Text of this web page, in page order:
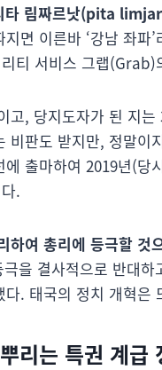
타 림짜르낫(pita
면 이른바 ‘강남 좌파
티 서비스 그랩
고, 당지도자가 된 지
판도 받지만, 정말이
출마하여 2019년(
.
하여 총리에 등극할 것
을 결사적으로 반대
. 태국의 정치 개혁은
리는 특권 계급